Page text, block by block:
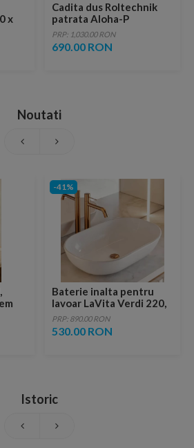
x
Cadita dus Roltechnik
patrata Aloha-P
90x90xH12.5 cm cu sifon
inclus
PRP: 1,030.00 RON
690.00 RON
Noutati
-41%
Baterie inalta pentru
lavoar LaVita Verdi 220,
fara ventil, brushed
copper
PRP: 890.00 RON
530.00 RON
Istoric